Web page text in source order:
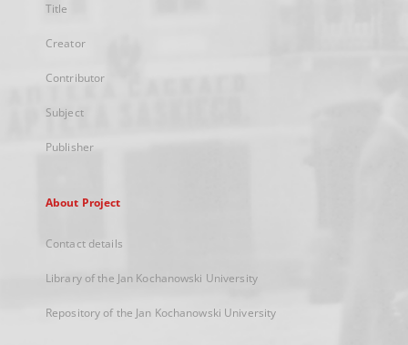
Title
Creator
Contributor
Subject
Publisher
About Project
Contact details
Library of the Jan Kochanowski University
Repository of the Jan Kochanowski University